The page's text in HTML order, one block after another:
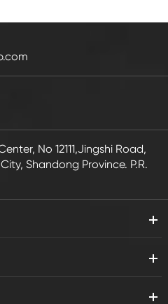
No 12111,Jingshi Road,
Shandong Province. P.R.